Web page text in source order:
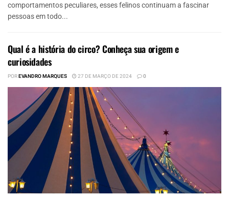
comportamentos peculiares, esses felinos continuam a fascinar
pessoas em todo...
Qual é a história do circo? Conheça sua origem e
curiosidades
POREVANDRO MARQUES 27 DE MARÇO DE 2024 0